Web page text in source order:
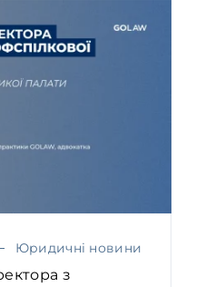
Юридичні новини
з